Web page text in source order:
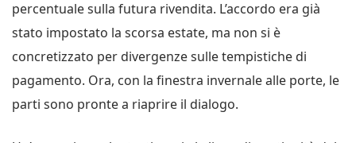
percentuale sulla futura rivendita. L’accordo era già
stato impostato la scorsa estate, ma non si è
concretizzato per divergenze sulle tempistiche di
pagamento. Ora, con la finestra invernale alle porte, le
parti sono pronte a riaprire il dialogo.